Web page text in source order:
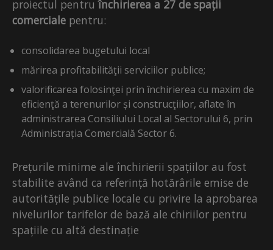
proiectul pentru închirierea a 27 de spații
comerciale pentru:
consolidarea bugetului local
mărirea profitabilităţii serviciilor publice;
valorificarea folosinţei prin închirierea cu maxim de
eficienţă a terenurilor și construcţiilor, aflate în
administrarea Consiliului Local al Sectorului 6, prin
Administrația Comercială Sector 6.
Prețurile minime ale închirierii spațiilor au fost
stabilite având ca referință hotărârile emise de
autoritățile publice locale cu privire la aprobarea
nivelurilor tarifelor de bază ale chiriilor pentru
spațiile cu altă destinație